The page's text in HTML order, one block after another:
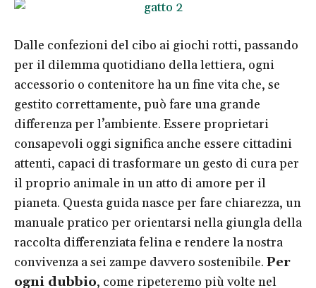
Dalle confezioni del cibo ai giochi rotti, passando
per il dilemma quotidiano della lettiera, ogni
accessorio o contenitore ha un fine vita che, se
gestito correttamente, può fare una grande
differenza per l’ambiente. Essere proprietari
consapevoli oggi significa anche essere cittadini
attenti, capaci di trasformare un gesto di cura per
il proprio animale in un atto di amore per il
pianeta. Questa guida nasce per fare chiarezza, un
manuale pratico per orientarsi nella giungla della
raccolta differenziata felina e rendere la nostra
convivenza a sei zampe davvero sostenibile. Per
ogni dubbio, come ripeteremo più volte nel